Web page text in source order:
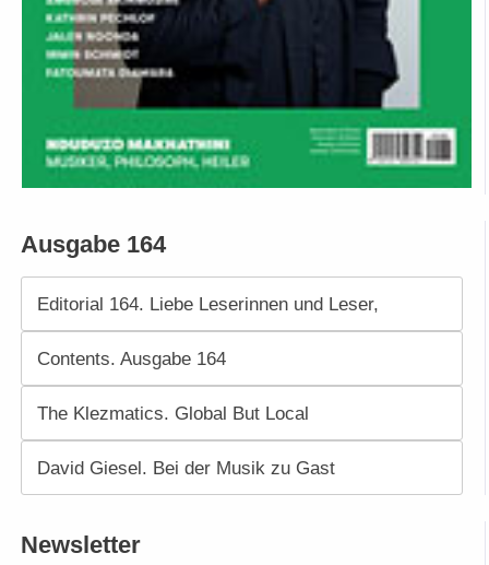
Ausgabe 164
Editorial 164. Liebe Leserinnen und Leser,
Contents. Ausgabe 164
The Klezmatics. Global But Local
David Giesel. Bei der Musik zu Gast
Newsletter